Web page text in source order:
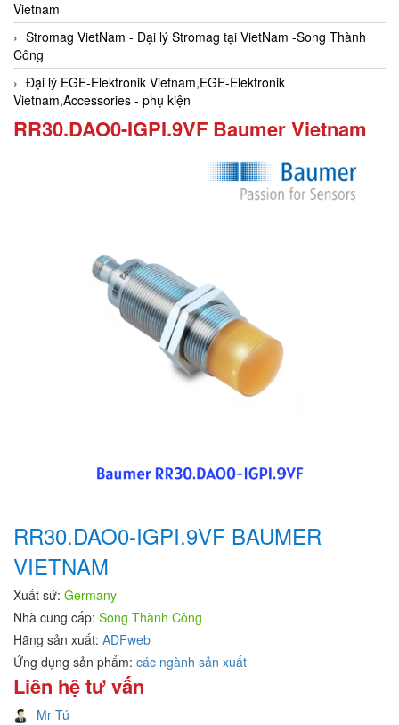
Vietnam
Stromag VietNam - Đại lý Stromag tại VietNam -Song Thành
Công
Đại lý EGE-Elektronik Vietnam,EGE-Elektronik
Vietnam,Accessories - phụ kiện
RR30.DAO0-IGPI.9VF Baumer Vietnam
RR30.DAO0-IGPI.9VF BAUMER
VIETNAM
Xuất sứ: Germany
Nhà cung cấp: Song Thành Công
Hãng sản xuất: ADFweb
Ứng dụng sản phẩm: các ngành sản xuất
Liên hệ tư vấn
Mr Tú